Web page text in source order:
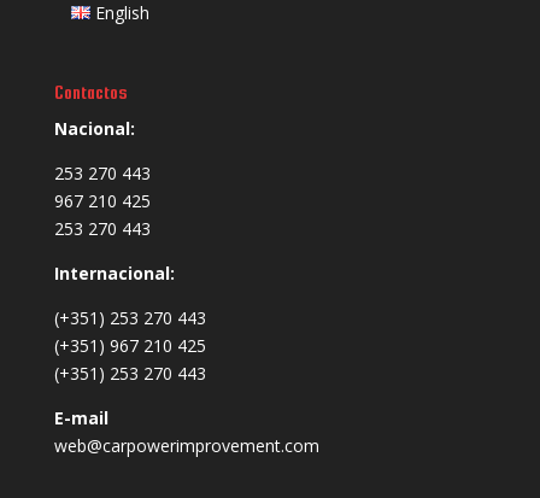
English
Contactos
Nacional:
253 270 443
967 210 425
253 270 443
Internacional:
(+351) 253 270 443
(+351) 967 210 425
(+351) 253 270 443
E-mail
web@carpowerimprovement.com